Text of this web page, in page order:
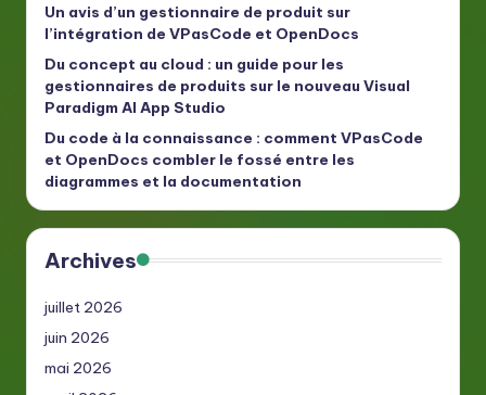
Un avis d’un gestionnaire de produit sur
l’intégration de VPasCode et OpenDocs
Du concept au cloud : un guide pour les
gestionnaires de produits sur le nouveau Visual
Paradigm AI App Studio
Du code à la connaissance : comment VPasCode
et OpenDocs combler le fossé entre les
diagrammes et la documentation
Archives
juillet 2026
juin 2026
mai 2026